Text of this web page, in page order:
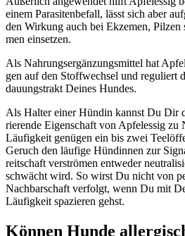
einem Para­si­ten­be­fall, lässt sich aber
den Wir­kung auch bei Ekze­men,
men ein­set­zen.
Als Nah­rungs­er­gän­zungs­mit­tel hat
gen auf den Stoff­wech­sel und
dau­ungs­trakt Dei­nes Hun­des.
Als Hal­ter einer Hün­din kannst Du Dir
rie­ren­de Eigen­schaft von Apfel­es­sig zu
Läu­fig­keit genü­gen ein bis zwei
Geruch den läu­fi­ge Hün­din­nen zur
reit­schaft ver­strö­men ent­we­der
schwächt wird. So wirst Du nicht von
Nach­bar­schaft ver­folgt, wenn Du mit
Läu­fig­keit spa­zie­ren gehst.
Kön­nen Hun­de